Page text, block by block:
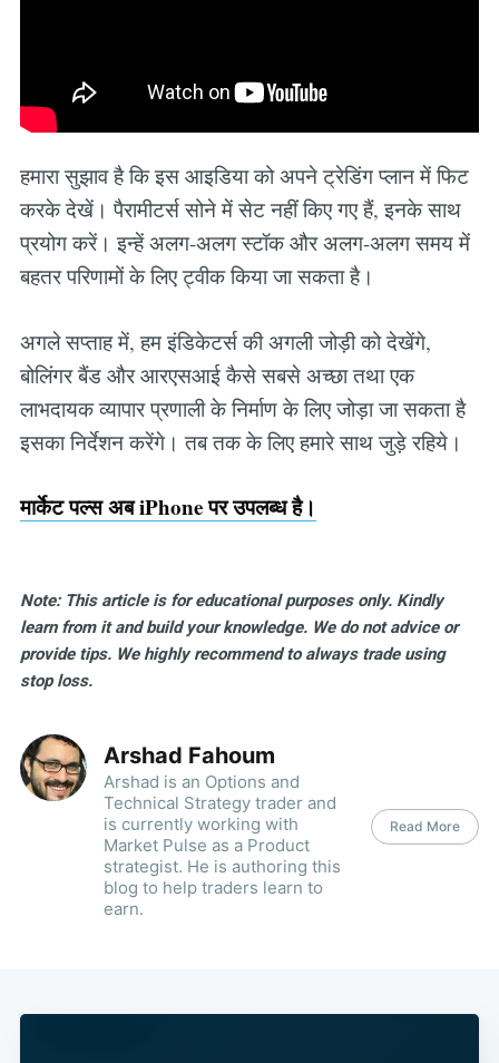
हमारा सुझाव है कि इस आइडिया को अपने ट्रेडिंग प्लान में फिट
करके देखें। पैरामीटर्स सोने में सेट नहीं किए गए हैं, इनके साथ
प्रयोग करें। इन्हें अलग-अलग स्टॉक और अलग-अलग समय में
बहतर परिणामों के लिए ट्वीक किया जा सकता है।
अगले सप्ताह में, हम इंडिकेटर्स की अगली जोड़ी को देखेंगे,
बोलिंगर बैंड और आरएसआई कैसे सबसे अच्छा तथा एक
लाभदायक व्यापार प्रणाली के निर्माण के लिए जोड़ा जा सकता है
इसका निर्देशन करेंगे। तब तक के लिए हमारे साथ जुड़े रहिये।
मार्केट पल्स अब iPhone पर उपलब्ध है।
Note: This article is for educational purposes only. Kindly
learn from it and build your knowledge. We do not advice or
provide tips. We highly recommend to always trade using
stop loss.
Arshad Fahoum
Arshad is an Options and
Technical Strategy trader and
is currently working with
Market Pulse as a Product
strategist. He is authoring this
blog to help traders learn to
earn.
Read More